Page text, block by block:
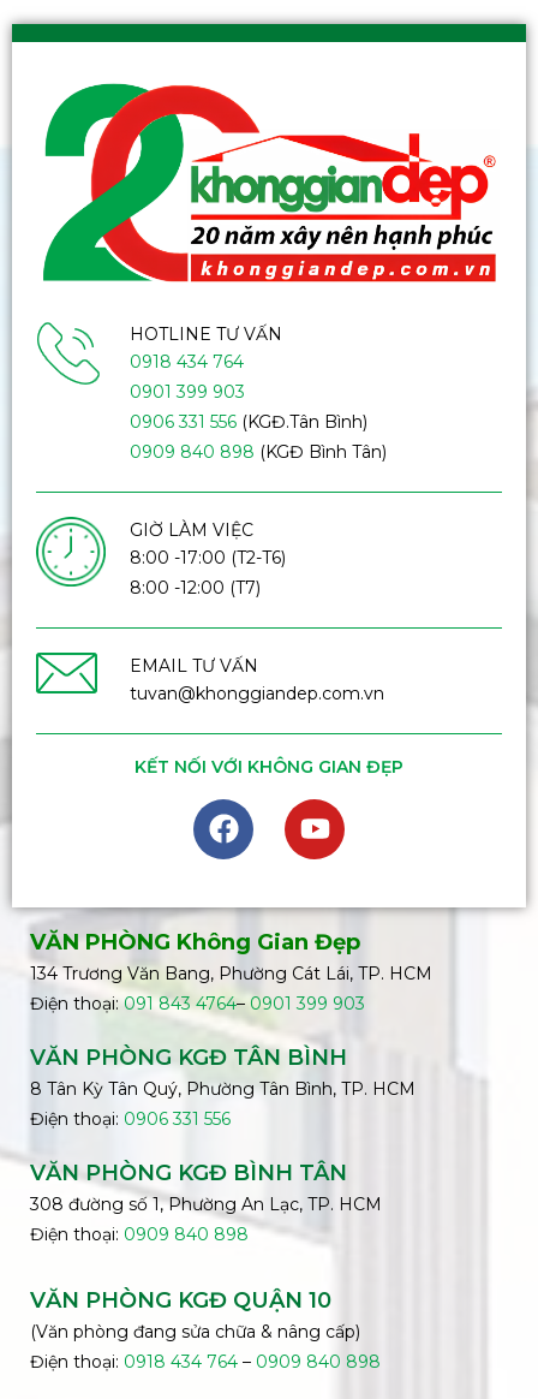
HOTLINE TƯ VẤN
0918 434 764
0901 399 903
0906 331 556(KGĐ.Tân Bình)
0909 840 898 (KGĐ Bình Tân)
GIỜ LÀM VIỆC
8:00 -17:00 (T2-T6)
8:00 -12:00 (T7)
EMAIL TƯ VẤN
tuvan@khonggiandep.com.vn
KẾT NỐI VỚI KHÔNG GIAN ĐẸP
VĂN PHÒNG Không Gian Đẹp
134 Trương Văn Bang, Phường Cát Lái, TP. HCM
Điện thoại:091 843 4764– 0901 399 903
VĂN PHÒNG KGĐ TÂN BÌNH
8 Tân Kỳ Tân Quý, Phường Tân Bình, TP. HCM
Điện thoại: 0906 331 556
VĂN PHÒNG KGĐ BÌNH TÂN
308 đường số 1, Phường An Lạc, TP. HCM
Điện thoại: 0909 840 898
VĂN PHÒNG KGĐ QUẬN 10
(Văn phòng đang sửa chữa & nâng cấp)
Điện thoại: 0918 434 764 – 0909 840 898